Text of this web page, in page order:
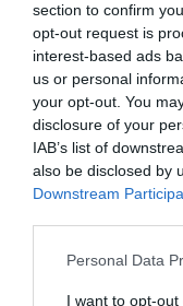
section to confirm
opt-out request is
interest-based ads
us or personal
your opt-out. You
disclosure of your
IAB’s list of
also be disclosed by
Downstream
Please note that this
not limited to your
Personal Data
I want to opt-